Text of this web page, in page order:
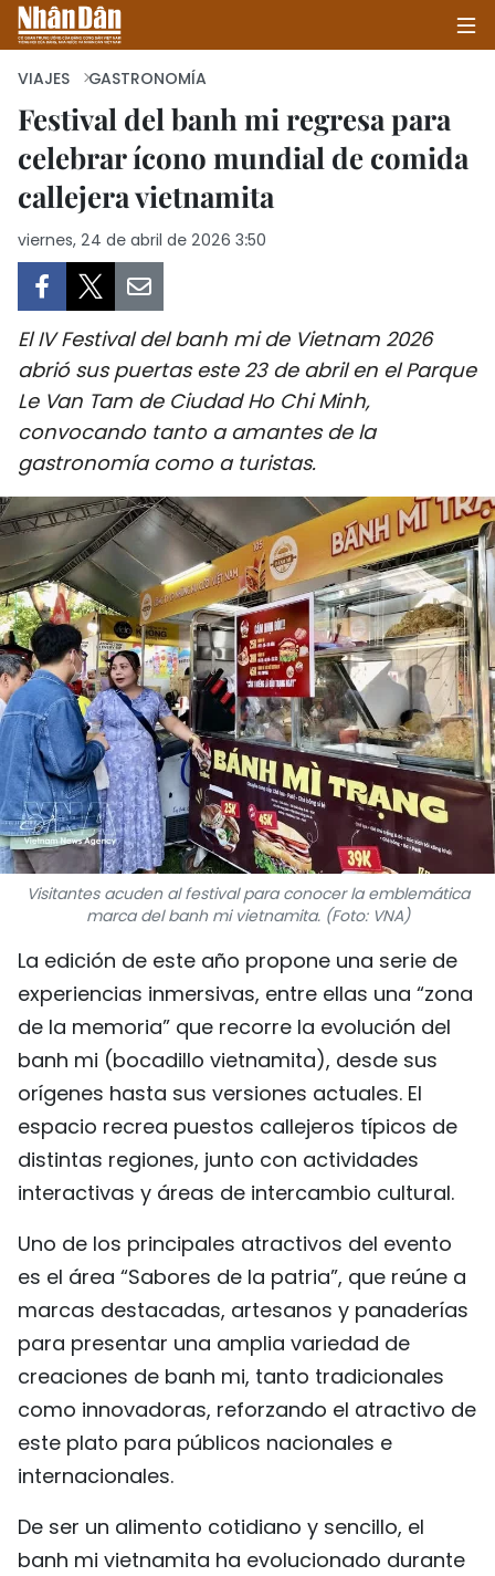
INICIO
POLÍTICA
SALUD - MEDIO AMBIENTE
CULTURA - ENTRETENIMIENTO
INTERNACIONAL
DEPORTES
VIAJES
PUENTE DE AMISTAD
HISTORIAS MULTIMEDIA
FOTOGRAFÍA
¿QUIÉNES SOMOS?
TIẾNG VIỆT
ENGLISH
中文
FRANÇAIS
РУССКИЙ
VIAJES GASTRONOMÍA
Festival del banh mi regresa para
celebrar ícono mundial de comida
callejera vietnamita
viernes, 24 de abril de 2026 3:50
El IV Festival del banh mi de Vietnam 2026
abrió sus puertas este 23 de abril en el Parque
Le Van Tam de Ciudad Ho Chi Minh,
convocando tanto a amantes de la
gastronomía como a turistas.
Visitantes acuden al festival para conocer la emblemática
marca del banh mi vietnamita. (Foto: VNA)
La edición de este año propone una serie de
experiencias inmersivas, entre ellas una “zona
de la memoria” que recorre la evolución del
banh mi (bocadillo vietnamita), desde sus
orígenes hasta sus versiones actuales. El
espacio recrea puestos callejeros típicos de
distintas regiones, junto con actividades
interactivas y áreas de intercambio cultural.
Uno de los principales atractivos del evento
es el área “Sabores de la patria”, que reúne a
marcas destacadas, artesanos y panaderías
para presentar una amplia variedad de
creaciones de banh mi, tanto tradicionales
como innovadoras, reforzando el atractivo de
este plato para públicos nacionales e
internacionales.
De ser un alimento cotidiano y sencillo, el
banh mi vietnamita ha evolucionado durante